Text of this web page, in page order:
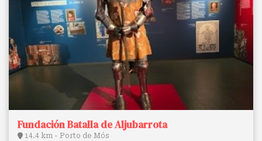
Fundación Batalla de Aljubarrota
14.4 km - Porto de Mós